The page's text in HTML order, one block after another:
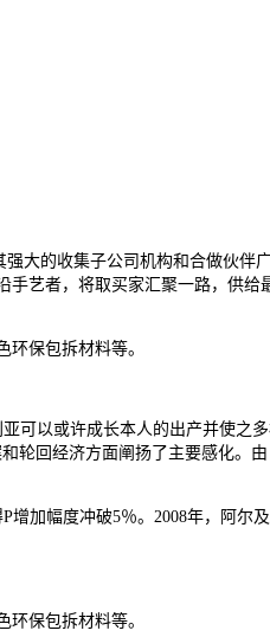
大的收集子公司机构和合做伙伴
手艺者，将取买家汇聚一路，供给
保包拆材料等。
可以或许成长本人的出产并使之
回经济方面阐扬了主要感化。由
加幅度冲破5％。2008年，阿尔
保包拆材料等。